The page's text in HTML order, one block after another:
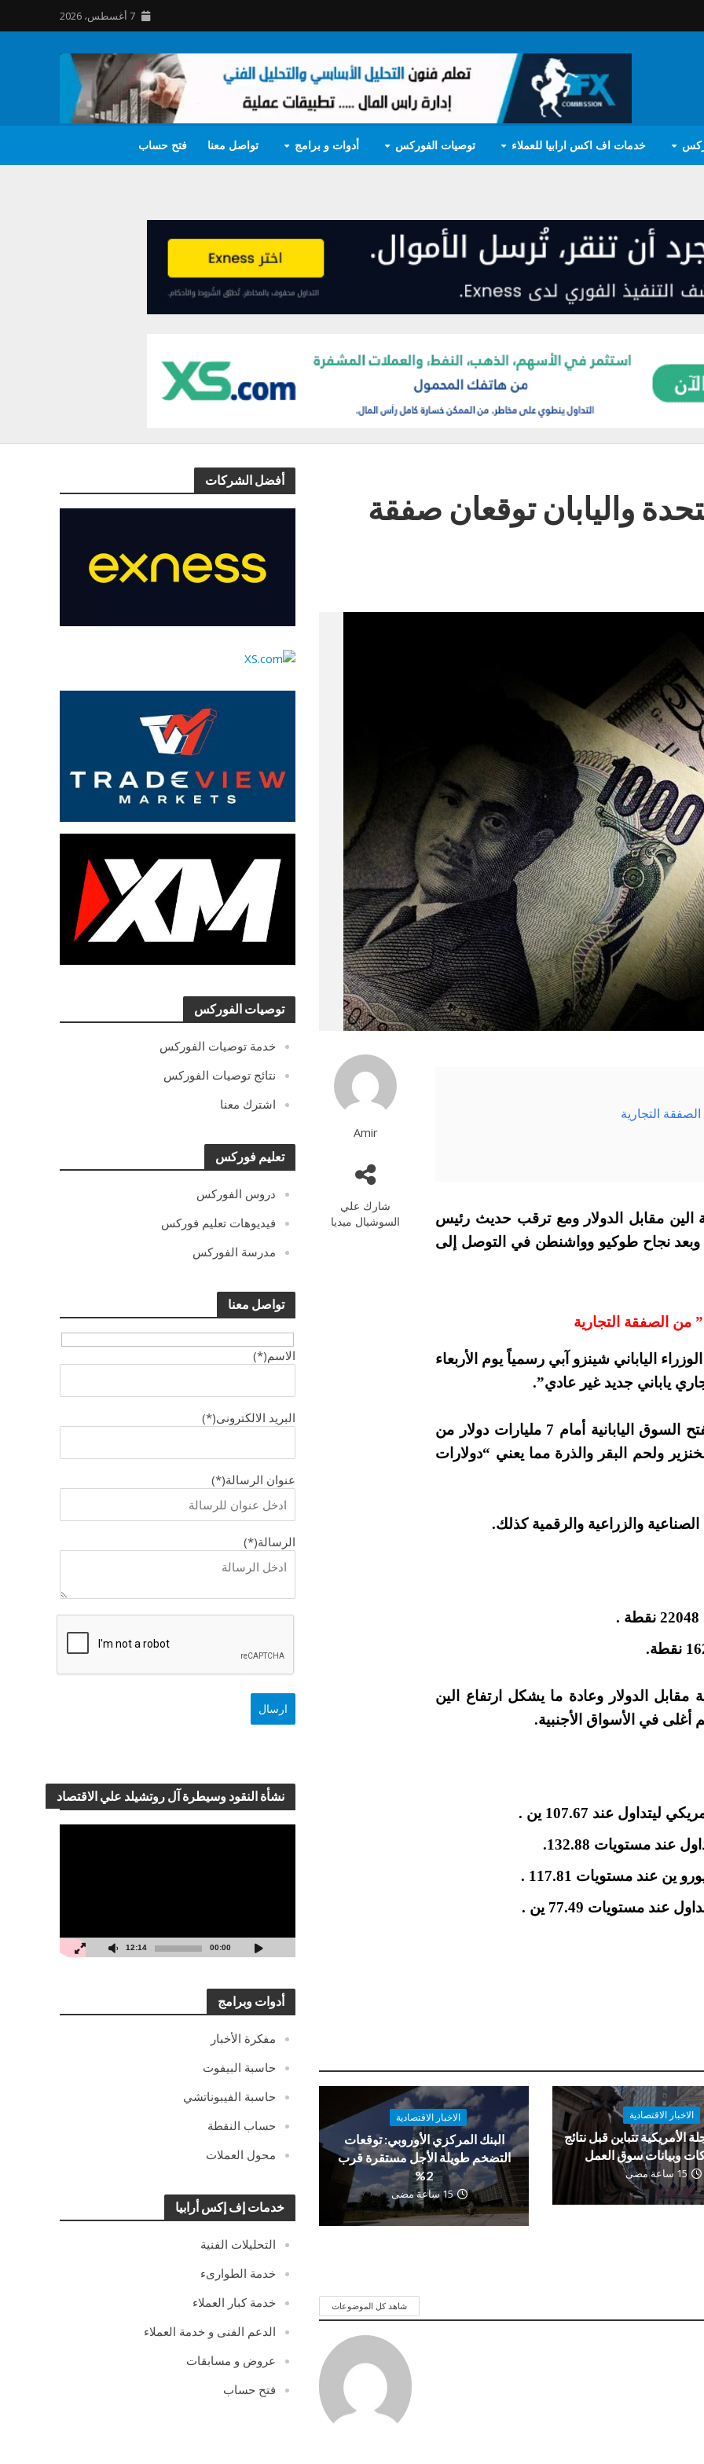
7 أغسطس، 2026
خدمات اف اكس ارابيا للعملاء توصيات الفوركس أدوات و برامج تواصل معنا فتح حساب
أفضل الشركات
توصيات الفوركس
خدمة توصيات الفوركس
نتائج توصيات الفوركس
اشترك معنا
تعليم فوركس
دروس الفوركس
فيديوهات تعليم فوركس
مدرسة الفوركس
تواصل معنا
الاسم(*)
البريد الالكترونى(*)
عنوان الرسالة(*)
الرسالة(*)
نشأة النقود وسيطرة آل روتشيلد علي الاقتصاد
00:00
12:14
أدوات وبرامج
مفكرة الأخبار
حاسبة البيفوت
حاسبة الفيبوناتشي
حساب النقطة
محول العملات
خدمات إف إكس أرابيا
التحليلات الفنية
خدمة الطوارىء
خدمة كبار العملاء
الدعم الفنى و خدمة العملاء
عروض و مسابقات
فتح حساب
واليابان توقعان صفقة
Amir
شارك علي
السوشيال ميديا
التجارية
قيمة الين مقابل الدولار ومع ترقب حديث رئيس
وبعد نجاح طوكيو وواشنطن في التوصل إلى
من الصفقة التجارية
الياباني شينزو آبي رسمياً يوم الأربعاء
ياباني جديد غير عادي”.
وأضاف الرئيس الأمريكي أن المرحلة الأولى ستفتح السوق اليابانية أمام 7 مليارات دولار من
ولحم البقر والذرة مما يعني “دولارات
والزراعية والرقمية كذلك.
الدولار وعادة ما يشكل ارتفاع الين
في الأسواق الأجنبية.
عند مستويات 132.88.
عند مستويات 77.49 ين .
الاخبار الاقتصادية
الأمريكية تتباين قبل نتائج
وبيانات سوق العمل
15 ساعة مضى
الاخبار الاقتصادية
البنك المركزي الأوروبي: توقعات
التضخم طويلة الأجل مستقرة قرب
2%
15 ساعة مضى
شاهد كل الموضوعات